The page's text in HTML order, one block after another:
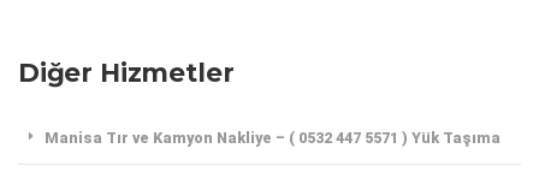
Diğer Hizmetler
Manisa Tır ve Kamyon Nakliye – ( 0532 447 5571 ) Yük Taşıma